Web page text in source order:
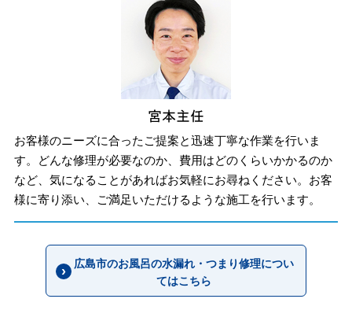
お客様のニーズに合ったご提案と迅速丁寧な作業を行いま
す。どんな修理が必要なのか、費用はどのくらいかかるのか
など、気になることがあればお気軽にお尋ねください。お客
様に寄り添い、ご満足いただけるような施工を行います。
広島市のお風呂の水漏れ・つまり修理につい
てはこちら